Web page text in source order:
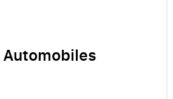
Automobiles